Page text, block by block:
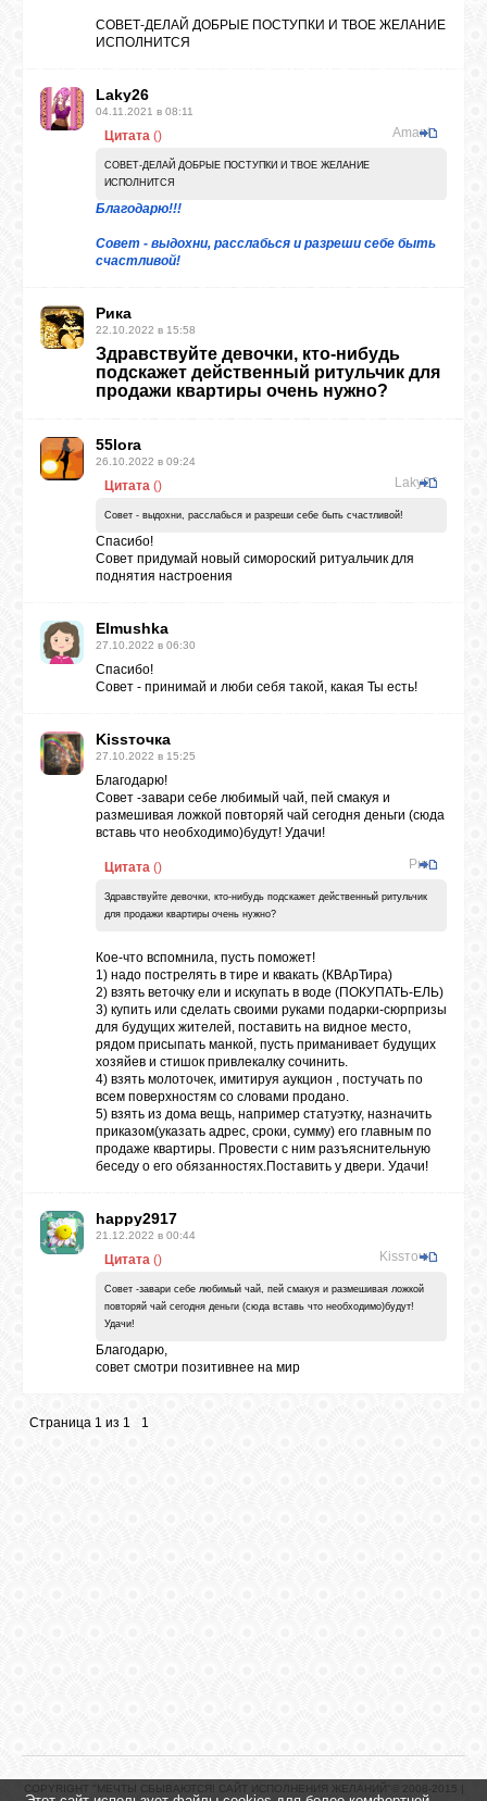
СОВЕТ-ДЕЛАЙ ДОБРЫЕ ПОСТУПКИ И ТВОЕ ЖЕЛАНИЕ
ИСПОЛНИТСЯ
Laky26
04.11.2021 в 08:11
Цитата Amanta
()
СОВЕТ-ДЕЛАЙ ДОБРЫЕ ПОСТУПКИ И ТВОЕ ЖЕЛАНИЕ
ИСПОЛНИТСЯ
Благодарю!!!
Совет - выдохни, расслабься и разреши себе быть
счастливой!
Рика
22.10.2022 в 15:58
Здравствуйте девочки, кто-нибудь
подскажет действенный ритульчик для
продажи квартиры очень нужно?
55lora
26.10.2022 в 09:24
Цитата Laky26
()
Совет - выдохни, расслабься и разреши себе быть счастливой!
Спасибо!
Совет придумай новый симороский ритуальчик для
поднятия настроения
Elmushka
27.10.2022 в 06:30
Спасибо!
Совет - принимай и люби себя такой, какая Ты есть!
Kissточка
27.10.2022 в 15:25
Благодарю!
Совет -завари себе любимый чай, пей смакуя и
размешивая ложкой повторяй чай сегодня деньги (сюда
вставь что необходимо)будут! Удачи!
Цитата Рика
()
Здравствуйте девочки, кто-нибудь подскажет действенный ритульчик
для продажи квартиры очень нужно?
Кое-что вспомнила, пусть поможет!
1) надо пострелять в тире и квакать (КВАрТира)
2) взять веточку ели и искупать в воде (ПОКУПАТЬ-ЕЛЬ)
3) купить или сделать своими руками подарки-сюрпризы
для будущих жителей, поставить на видное место,
рядом присыпать манкой, пусть приманивает будущих
хозяйев и стишок привлекалку сочинить.
4) взять молоточек, имитируя аукцион , постучать по
всем поверхностям со словами продано.
5) взять из дома вещь, например статуэтку, назначить
приказом(указать адрес, сроки, сумму) его главным по
продаже квартиры. Провести с ним разъяснительную
беседу о его обязанностях.Поставить у двери. Удачи!
happy2917
21.12.2022 в 00:44
Цитата Kissточка
()
Совет -завари себе любимый чай, пей смакуя и размешивая ложкой
повторяй чай сегодня деньги (сюда вставь что необходимо)будут!
Удачи!
Благодарю,
совет смотри позитивнее на мир
Страница 1 из 1 1
COPYRIGHT "МЕЧТЫ СБЫВАЮТСЯ! САЙТ ИСПОЛНЕНИЯ ЖЕЛАНИЙ"© 2008-2015 |